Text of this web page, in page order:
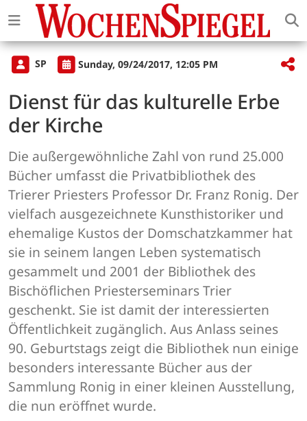
SP Sunday, 09/24/2017, 12:05 PM
Dienst für das kulturelle Erbe
der Kirche
Die außergewöhnliche Zahl von rund 25.000
Bücher umfasst die Privatbibliothek des
Trierer Priesters Professor Dr. Franz Ronig. Der
vielfach ausgezeichnete Kunsthistoriker und
ehemalige Kustos der Domschatzkammer hat
sie in seinem langen Leben systematisch
gesammelt und 2001 der Bibliothek des
Bischöflichen Priesterseminars Trier
geschenkt. Sie ist damit der interessierten
Öffentlichkeit zugänglich. Aus Anlass seines
90. Geburtstags zeigt die Bibliothek nun einige
besonders interessante Bücher aus der
Sammlung Ronig in einer kleinen Ausstellung,
die nun eröffnet wurde.